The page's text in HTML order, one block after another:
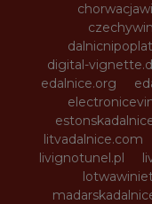
digital-
edalnice.org
litvadalnice.com
livignotunel.pl